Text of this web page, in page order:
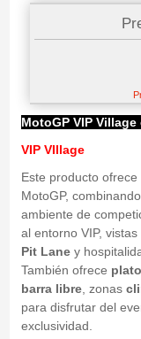
MotoGP VIP
VIP VIllage
Este producto
MotoGP,
ambiente de
al entorno VIP,
Pit Laney
También ofrece
barra libre, zonas
para disfrutar del
exclusividad.